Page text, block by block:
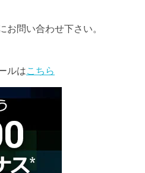
お問い合わせ下さい。
ルはこちら